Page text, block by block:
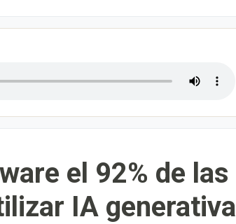
el 92% de las
IA generativa